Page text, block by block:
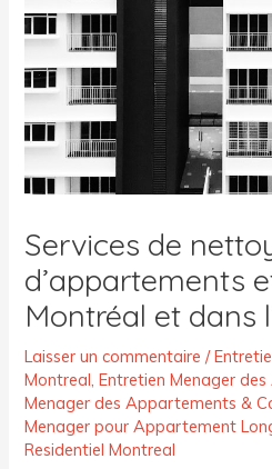
Services de
d’appartements
Montréal et dans
Laisser un commentaire /
Montreal,Entretien Menager
Menager des Appartements &
Menager pour Appartement
Residentiel Montreal